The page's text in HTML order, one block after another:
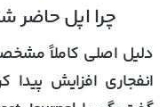
چرا اپل
دلیل اصلی کاملاً
انفجاری افزایش